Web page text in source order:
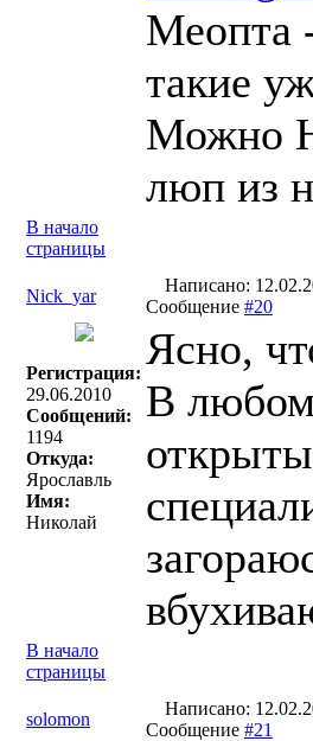
Меопта
такие
Можно
люп из
В начало
страницы
Nick_yar
Написано:
Сообщение #20
Регистрация:
29.06.2010
Сообщений:
1194
Откуда:
Ярославль
Имя:
Николай
Ясно,
В любом
В начало
страницы
solomon
Написано:
Сообщение #21